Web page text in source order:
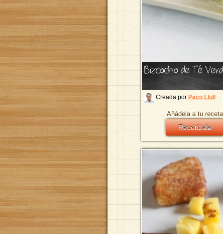
Bizcocho de Té
Creada por Paco Llull
Añádela a tu
Recetízala